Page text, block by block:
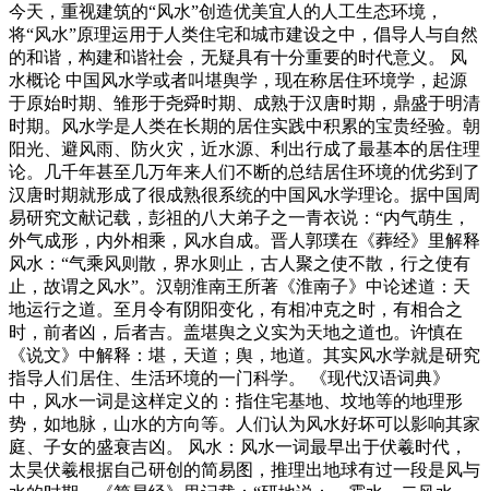
今天，重视建筑的“风水”创造优美宜人的人工生态环境，
将“风水”原理运用于人类住宅和城市建设之中，倡导人与自然
的和谐，构建和谐社会，无疑具有十分重要的时代意义。 风
水概论 中国风水学或者叫堪舆学，现在称居住环境学，起源
于原始时期、雏形于尧舜时期、成熟于汉唐时期，鼎盛于明清
时期。风水学是人类在长期的居住实践中积累的宝贵经验。朝
阳光、避风雨、防火灾，近水源、利出行成了最基本的居住理
论。几千年甚至几万年来人们不断的总结居住环境的优劣到了
汉唐时期就形成了很成熟很系统的中国风水学理论。据中国周
易研究文献记载，彭祖的八大弟子之一青衣说：“内气萌生，
外气成形，内外相乘，风水自成。晋人郭璞在《葬经》里解释
风水：“气乘风则散，界水则止，古人聚之使不散，行之使有
止，故谓之风水”。汉朝淮南王所著《淮南子》中论述道：天
地运行之道。至月令有阴阳变化，有相冲克之时，有相合之
时，前者凶，后者吉。盖堪舆之义实为天地之道也。许慎在
《说文》中解释：堪，天道；舆，地道。其实风水学就是研究
指导人们居住、生活环境的一门科学。 《现代汉语词典》
中，风水一词是这样定义的：指住宅基地、坟地等的地理形
势，如地脉，山水的方向等。人们认为风水好坏可以影响其家
庭、子女的盛衰吉凶。 风水：风水一词最早出于伏羲时代，
太昊伏羲根据自己研创的简易图，推理出地球有过一段是风与